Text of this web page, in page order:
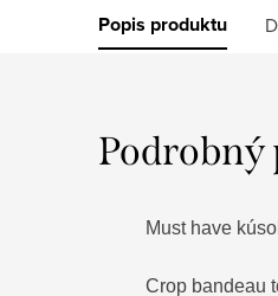
Popis produktu
Podrobný
Must have
Crop bandeau